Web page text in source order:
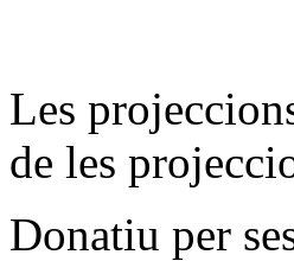
Les
de les
Donatiu per